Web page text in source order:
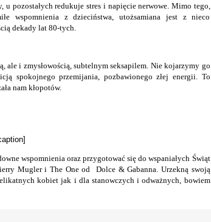
pozostałych redukuje stres i napięcie nerwowe. Mimo tego,
wspomnienia z dzieciństwa, utożsamiana jest z nieco
dekady lat 80-tych.
ale i zmysłowością, subtelnym seksapilem. Nie kojarzymy go
spokojnego przemijania, pozbawionego złej energii. To
nam kłopotów.
wspomnienia oraz przygotować się do wspaniałych Świąt
Mugler i The One od Dolce & Gabanna. Urzekną swoją
kobiet jak i dla stanowczych i odważnych, bowiem